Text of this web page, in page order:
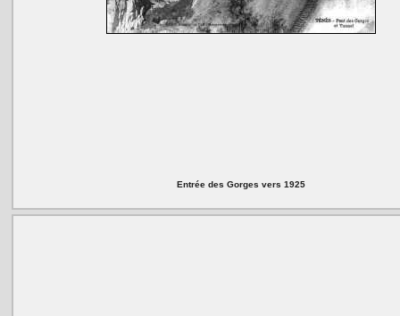
Entrée des Gorges vers 1925